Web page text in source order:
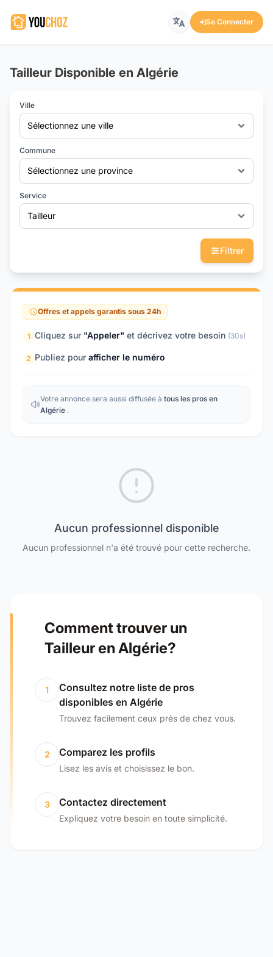
Se Connecter
Tailleur Disponible en Algérie
Ville
Sélectionnez une ville
Commune
Sélectionnez une province
Service
Tailleur
Filtrer
Offres et appels garantis sous 24h
1 Cliquez sur "Appeler" et décrivez votre besoin (30s)
2 Publiez pour afficher le numéro
Votre annonce sera aussi diffusée à tous les pros en
Algérie .
Aucun professionnel disponible
Aucun professionnel n'a été trouvé pour cette recherche.
Comment trouver un
Tailleur en Algérie?
1
Consultez notre liste de pros
disponibles en Algérie
Trouvez facilement ceux près de chez vous.
2 Comparez les profils
Lisez les avis et choisissez le bon.
3 Contactez directement
Expliquez votre besoin en toute simplicité.